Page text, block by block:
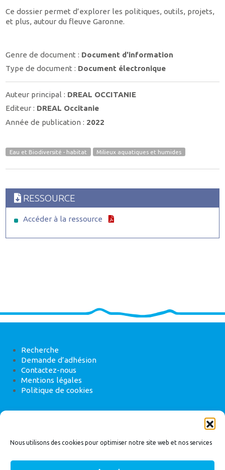
Nous utilisons des cookies pour optimiser notre site web et nos services
Ce dossier permet d’explorer les politiques, outils, projets,
et plus, autour du fleuve Garonne.
Genre de document : Document d'information
Type de document : Document électronique
Auteur principal : DREAL OCCITANIE
Editeur : DREAL Occitanie
Année de publication : 2022
Eau et Biodiversité - habitat Milieux aquatiques et humides
RESSOURCE
Accéder à la ressource
Recherche
Demande d’adhésion
Contactez-nous
Mentions légales
Politique de cookies